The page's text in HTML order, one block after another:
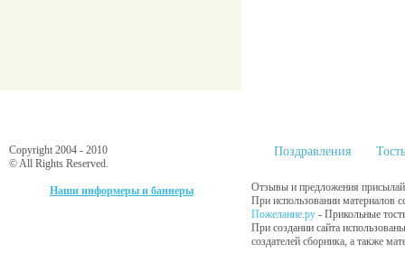
Copyright 2004 - 2010
© All Rights Reserved.
Наши информеры и баннеры
Поздравления
Отзывы и предложения
При использовании материалов
Пожелание.ру - Прикольные
При создании сайта
создателей сборника, а также